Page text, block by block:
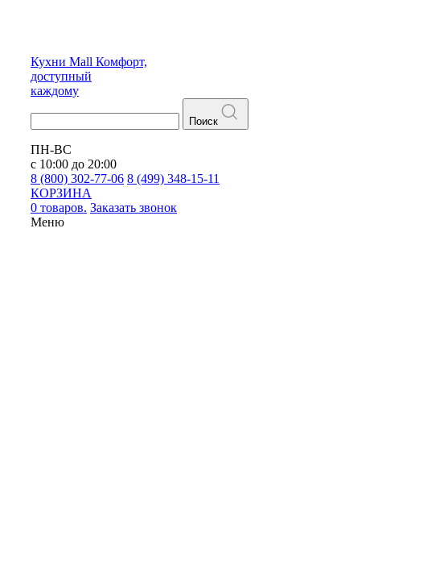
Кухни Mall Комфорт,
доступный
каждому
Поиск
ПН-ВС
с 10:00 до 20:00
8 (800) 302-77-06 8 (499) 348-15-11
КОРЗИНА
0 товаров. Заказать звонок
Меню